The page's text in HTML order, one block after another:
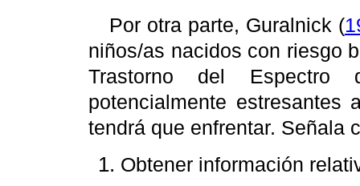
Por otra parte, Guralnick (
niños/as nacidos con riesgo
Trastorno del Espectro
potencialmente
tendrá que enfrentar. Señala
Obtener información